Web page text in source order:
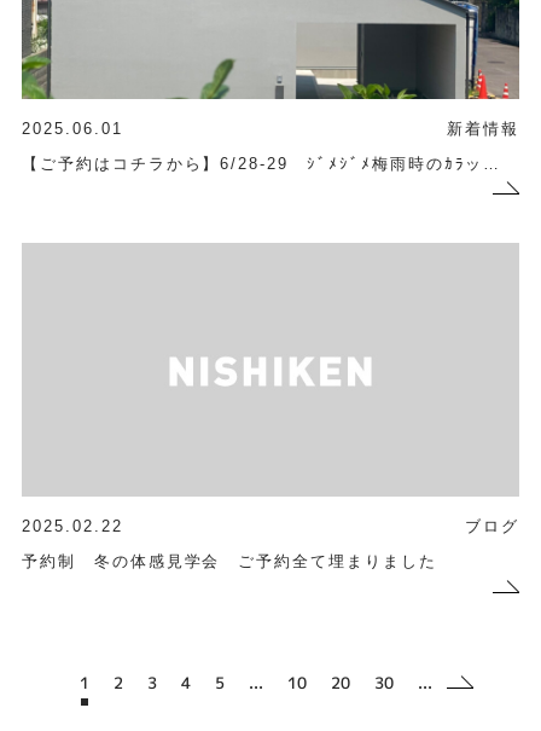
2025.06.01
新着情報
【ご予約はコチラから】6/28-29 ｼﾞﾒｼﾞﾒ梅雨時のｶﾗッ…
2025.02.22
ブログ
予約制 冬の体感見学会 ご予約全て埋まりました
1 2 3 4 5 ... 10 20 30 ...